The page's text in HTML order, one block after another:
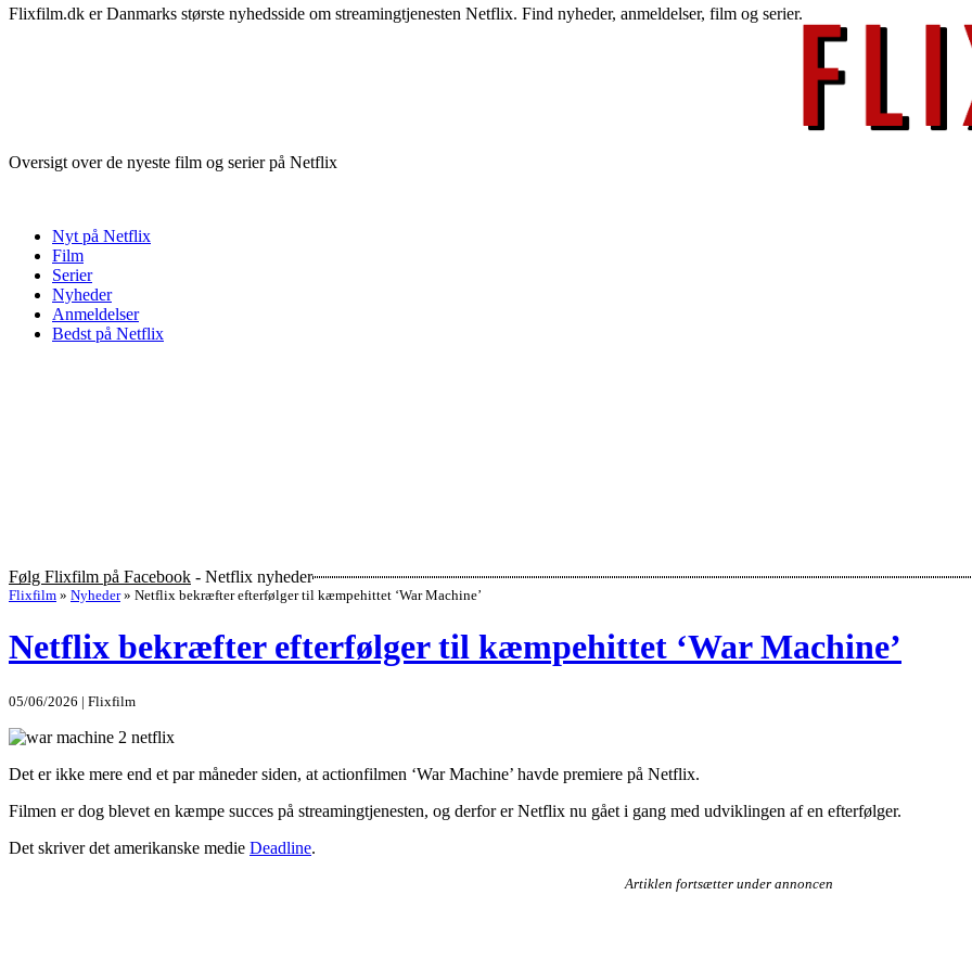
Flixfilm.dk er Danmarks største nyhedsside om streamingtjenesten Netflix. Find nyheder, anmeldelser, film og serier.
Oversigt over de nyeste film og serier på Netflix
Nyt på Netflix
Film
Serier
Nyheder
Anmeldelser
Bedst på Netflix
Følg Flixfilm på Facebook - Netflix nyheder
Flixfilm » Nyheder » Netflix bekræfter efterfølger til kæmpehittet ‘War Machine’
Netflix bekræfter efterfølger til kæmpehittet ‘War Machine’
05/06/2026 | Flixfilm
Det er ikke mere end et par måneder siden, at actionfilmen ‘War Machine’ havde premiere på Netflix.
Filmen er dog blevet en kæmpe succes på streamingtjenesten, og derfor er Netflix nu gået i gang med udviklingen af en efterfølger.
Det skriver det amerikanske medie Deadline.
Artiklen fortsætter under annoncen